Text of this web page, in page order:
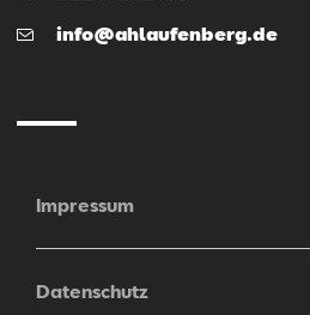
E-
info@ahlaufenberg.de
Impressum
Datenschutz